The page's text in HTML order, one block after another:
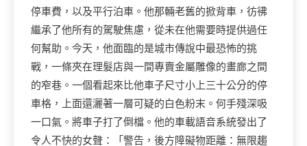
停車費，以及平行泊車。他那輛老舊的掀背車，彷彿
繼承了他所有的駕駛焦慮，從未在他需要時提供過任
何幫助。今天，他面臨的是城市傳說中最恐怖的挑
戰，一條夾在理髮店與一間專賣金屬雕像的畫廊之間
的窄巷。一個看起來比他車子尺寸小上三十公分的停
車格，上面還灑著一層可疑的白色粉末。何手殘深吸
一口氣。將車子打了倒檔。他的車載語音系統發出了
令人不快的女聲：「警告，後方障礙物距離：無限趨